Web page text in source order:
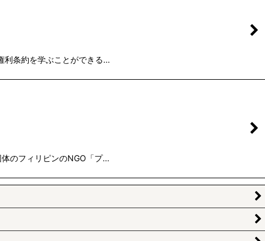
利条約を学ぶことができる…
のフィリピンのNGO「プ…